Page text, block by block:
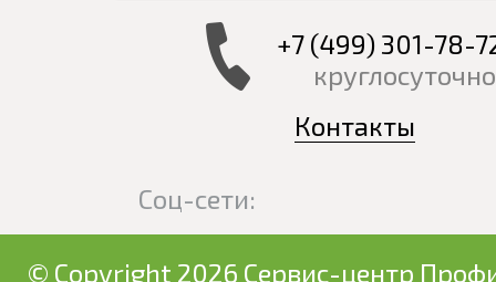
+7 (499) 301-78-
Контакты
Соц-сети:
© Copyright 2026 Сервис-центр